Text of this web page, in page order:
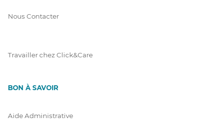
Nous Contacter
Travailler chez Click&Care
BON À SAVOIR
Aide Administrative